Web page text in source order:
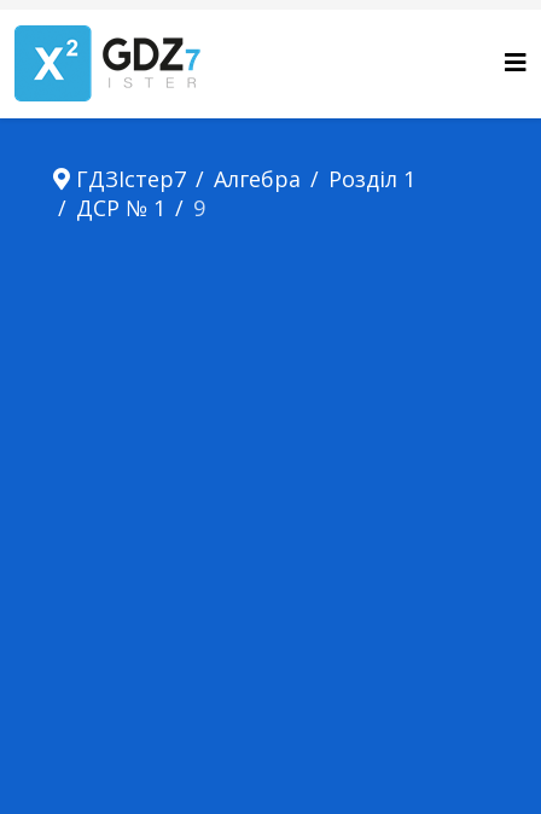
ГДЗІстер7 Алгебра
Розділ 1
ДСР № 1
9